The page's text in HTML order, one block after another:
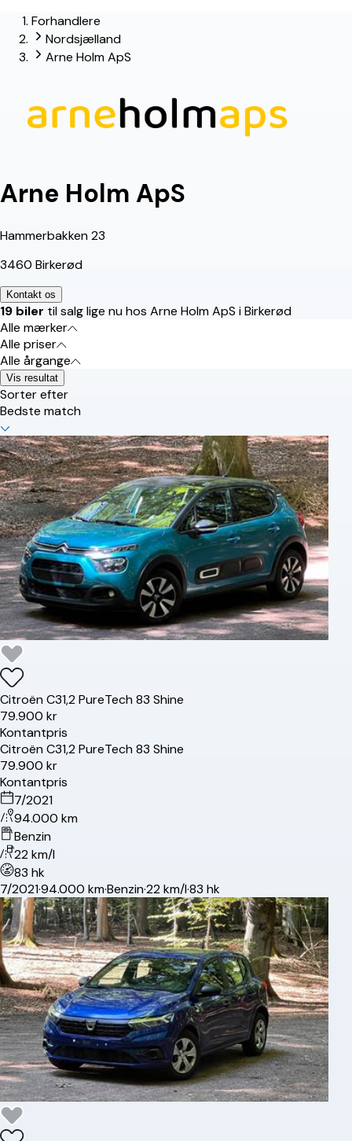
lead-forhandler
Forhandlere
Nordsjælland
Arne Holm ApS
Arne Holm ApS
Hammerbakken 23
3460 Birkerød
Kontakt os
19 biler til salg lige nu hos Arne Holm ApS i Birkerød
Alle mærker
Alle priser
Alle årgange
Vis resultat
Sorter efter
Bedste match
CitroënC31,2 PureTech 83 Shine
79.900 kr
Kontantpris
CitroënC31,2 PureTech 83 Shine
79.900 kr
Kontantpris
7/2021
94.000 km
Benzin
22 km/l
83 hk
7/2021·94.000 km·Benzin·22 km/l·83 hk